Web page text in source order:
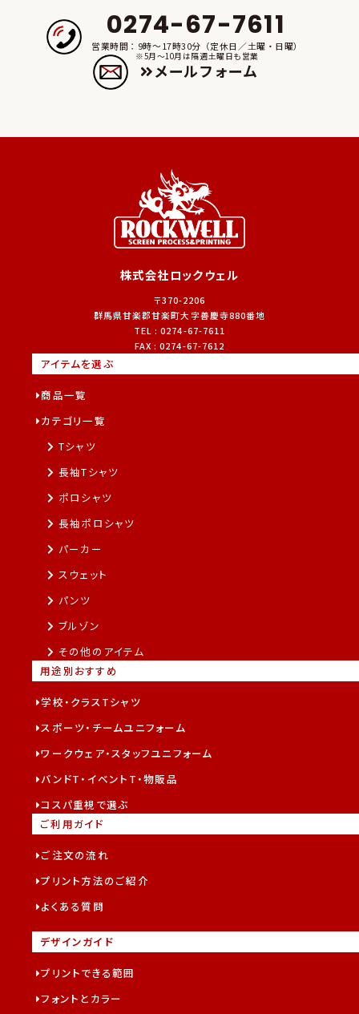
株式会社ロックウェル
電話：0274-67-7611
0274-67-7611
営業時間：9時～17時30分（定休日／土曜・日曜）
※5月～10月は隔週土曜日も営業
メールフォーム
株式会社ロックウェル
〒370-2206
群馬県甘楽郡甘楽町大字善慶寺880番地
TEL :0274-67-7611
FAX :0274-67-7612
アイテムを選ぶ
商品一覧
カテゴリ一覧
Tシャツ
長袖Tシャツ
ポロシャツ
長袖ポロシャツ
パーカー
スウェット
パンツ
ブルゾン
その他のアイテム
用途別おすすめ
学校・クラスTシャツ
スポーツ・チームユニフォーム
ワークウェア・スタッフユニフォーム
バンドT・イベントT・物販品
コスパ重視で選ぶ
ご利用ガイド
ご注文の流れ
プリント方法のご紹介
よくある質問
デザインガイド
プリントできる範囲
フォントとカラー